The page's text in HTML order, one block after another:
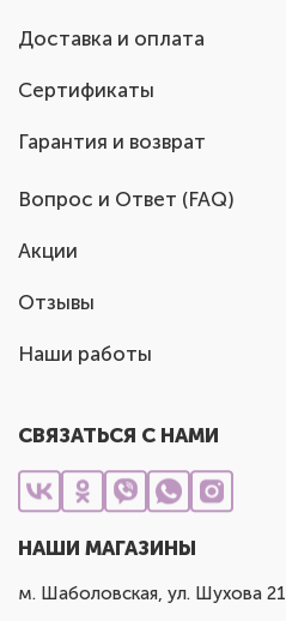
Доставка и оплата
Сертификаты
Гарантия и возврат
Вопрос и Ответ (FAQ)
Акции
Отзывы
Наши работы
СВЯЗАТЬСЯ С НАМИ
НАШИ МАГАЗИНЫ
м. Шаболовская, ул. Шухова 21